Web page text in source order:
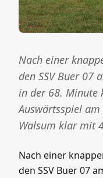
Nach einer
den SSV Buer 07
in der 68. Minute
Auswärtsspiel
Walsum klar mit
Nach einer
den SSV Buer 07